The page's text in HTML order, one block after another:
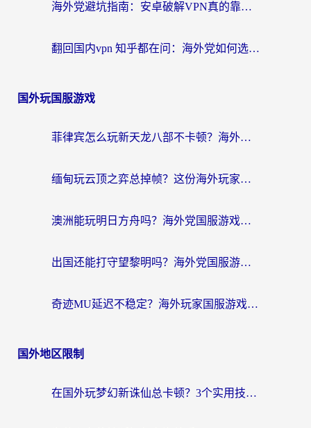
海外党避坑指南：安卓破解VPN真的靠谱吗？教你选对回国加速器无缝刷国内资源
翻回国内vpn 知乎都在问：海外党如何选对加速器，无缝刷剧打游戏？
国外玩国服游戏
菲律宾怎么玩新天龙八部不卡顿？海外党国服游戏加速器终极指南（附欧洲国外玩家实测）
缅甸玩云顶之弈总掉帧？这份海外玩家专属加速器攻略帮你上分
澳洲能玩明日方舟吗？海外党国服游戏畅玩终极指南（附实用加速器选择技巧）
出国还能打守望黎明吗？海外党国服游戏不卡顿的终极解法
奇迹MU延迟不稳定？海外玩家国服游戏加速器终极指南：从卡顿到丝滑的秘密
国外地区限制
在国外玩梦幻新诛仙总卡顿？3个实用技巧解决海外党痛点（附回国加速器选择指南）